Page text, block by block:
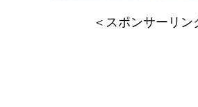
＜スポンサーリン